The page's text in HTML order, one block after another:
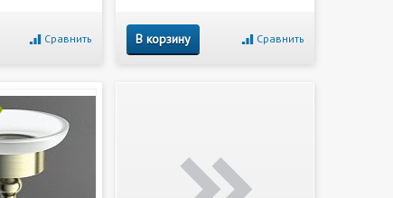
Сравнить В корзину Сравнить